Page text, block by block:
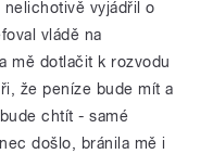
vyjádřil o
vládě na
mě dotlačit k rozvodu
že peníze bude mít a
chtít - samé
došlo, bránila mě i